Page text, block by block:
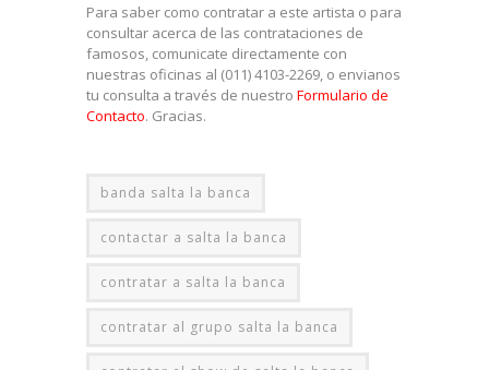
Para saber como contratar a este artista o para
consultar acerca de las contrataciones de
famosos, comunicate directamente con
nuestras oficinas al (011) 4103-2269, o envianos
tu consulta a través de nuestro Formulario de
Contacto. Gracias.
banda salta la banca
contactar a salta la banca
contratar a salta la banca
contratar al grupo salta la banca